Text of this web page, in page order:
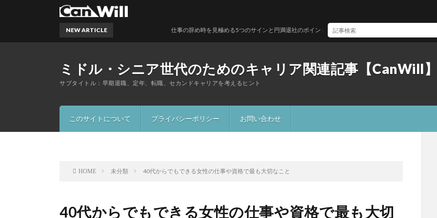
ミドル・シニア世代のためのキャリア関連記事【CanWill
サブタイトル：早期退職、定年、転職、セカンドキャリアを考えるヒント
このサイトについて プライバシーポリシー お問い合わせ
NEW ARTICLE 仕事の辞め時を見極める5つのサインと円満退社のポイント
HOME 未分類 40代からでもできる女性の仕事や資格で最も大切なこと
40代からでもできる女性の仕事や資格で最も大切